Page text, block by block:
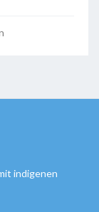
indigenen